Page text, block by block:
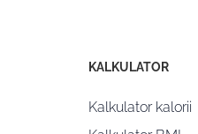
KALKULATOR
Kalkulator kalorii